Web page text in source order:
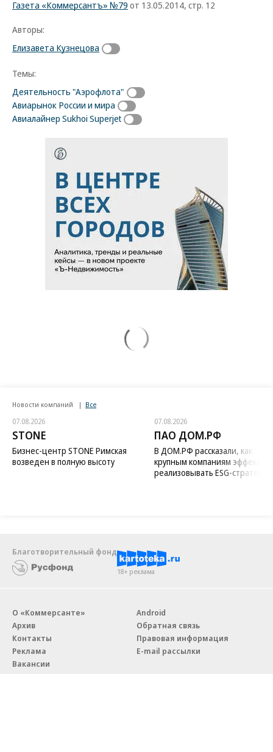
Газета «Коммерсантъ» №79 от 13.05.2014, стр. 12
Авторы:
Елизавета Кузнецова
Темы:
Деятельность "Аэрофлота"
Авиарынок России и мира
Авиалайнер Sukhoi Superjet
Новости компаний Все
07.08.2026
STONE
Бизнес-центр STONE Римская
возведен в полную высоту
07.08.2026
ПАО ДОМ.РФ
В ДОМ.РФ рассказали, как
крупным компаниям
реализовывать ESG-стратегию
Благотворительный фонд
18+ реклама
О «Коммерсанте»
Архив
Контакты
Реклама
Вакансии
Android
Обратная связь
Правовая информация
E-mail рассылки